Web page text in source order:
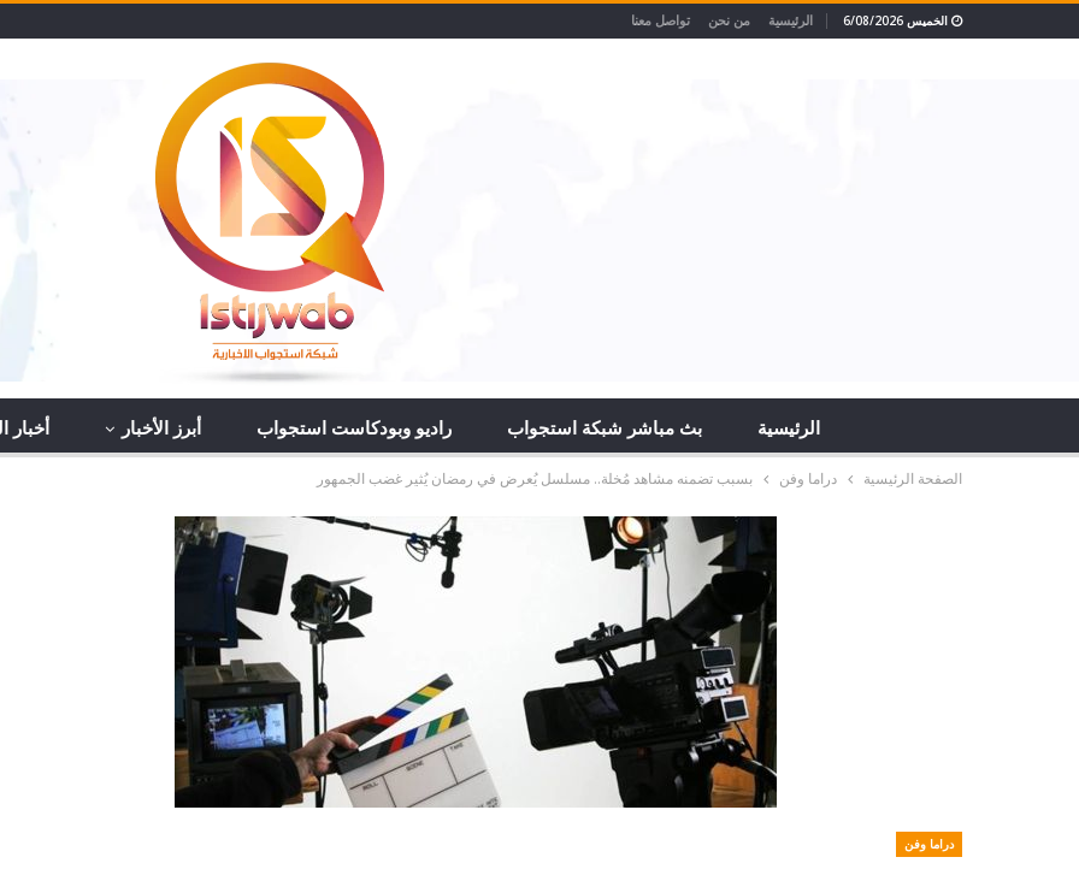
الخميس 6/08/2026 الرئيسية من نحن تواصل معنا
الرئيسية بث مباشر شبكة استجواب راديو وبودكاست استجواب أبرز الأخبار
الصفحة الرئيسية دراما وفن بسبب تضمنه مشاهد مُخلة.. مسلسل يُعرض في رمضان يُثير غضب الجمهور
دراما وفن